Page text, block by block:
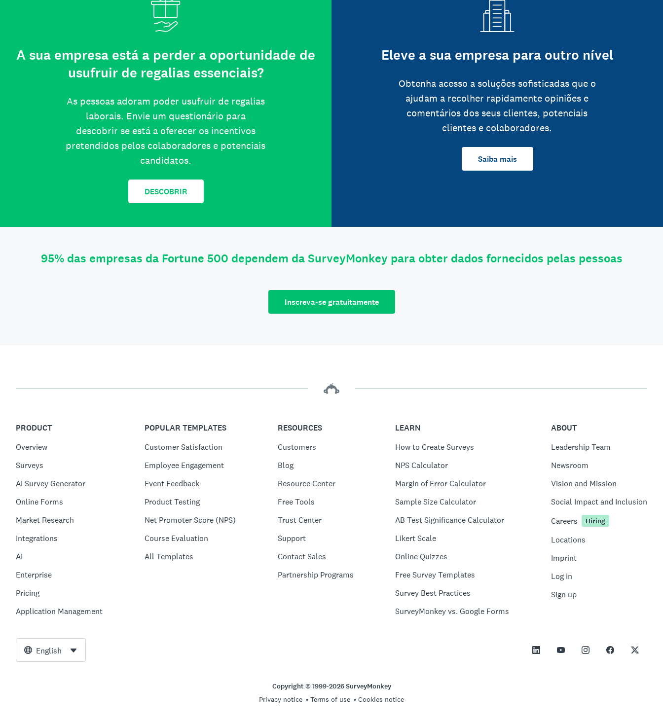
A sua empresa está a perder a oportunidade de
usufruir de regalias essenciais?
As pessoas adoram poder usufruir de regalias
laborais. Envie um questionário para
descobrir se está a oferecer os incentivos
pretendidos pelos colaboradores e potenciais
candidatos.
DESCOBRIR
Eleve a sua empresa para outro nível
Obtenha acesso a soluções sofisticadas que o
ajudam a recolher rapidamente opiniões e
comentários dos seus clientes, potenciais
clientes e colaboradores.
Saiba mais
95% das empresas da Fortune 500 dependem da SurveyMonkey para obter dados fornecidos pelas pessoas
Inscreva-se gratuitamente
PRODUCT
Overview
Surveys
AI Survey Generator
Online Forms
Market Research
Integrations
AI
Enterprise
Pricing
Application Management
POPULAR TEMPLATES
Customer Satisfaction
Employee Engagement
Event Feedback
Product Testing
Net Promoter Score (NPS)
Course Evaluation
All Templates
RESOURCES
Customers
Blog
Resource Center
Free Tools
Trust Center
Support
Contact Sales
Partnership Programs
LEARN
How to Create Surveys
NPS Calculator
Margin of Error Calculator
Sample Size Calculator
AB Test Significance Calculator
Likert Scale
Online Quizzes
Free Survey Templates
Survey Best Practices
SurveyMonkey vs. Google Forms
ABOUT
Leadership Team
Newsroom
Vision and Mission
Social Impact and Inclusion
Careers
Hiring
Locations
Imprint
Log in
Sign up
English
Copyright © 1999-2026 SurveyMonkey
Privacy notice Terms of use Cookies notice